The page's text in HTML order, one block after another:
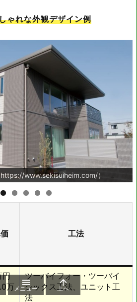
愛知県大府市月見町6-5
三重県四日市市日永1-1-3
ゃれな外観デザイン例
www.sekisuiheim.com/）
工法
円
万
ツーバイフォー・ツーバイ
シックス工法、ユニット工
法

メニュー

上へ